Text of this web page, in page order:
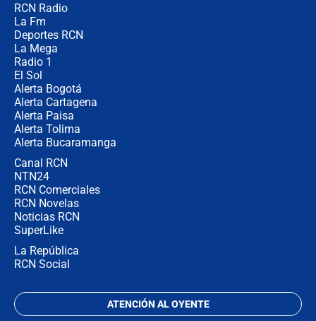
RCN Radio
La Fm
Deportes RCN
La Mega
Radio 1
El Sol
Alerta Bogotá
Alerta Cartagena
Alerta Paisa
Alerta Tolima
Alerta Bucaramanga
Canal RCN
NTN24
RCN Comerciales
RCN Novelas
Noticias RCN
SuperLike
La República
RCN Social
ATENCIÓN AL OYENTE